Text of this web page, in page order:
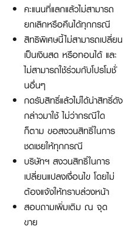
คะแนนที่แลกแล้วไม่สามารถ
ยกเลิกหรือคืนได้ทุกกรณี
สิทธิพิเศษนี้ไม่สามารถเปลี่ยน
เป็นเงินสด หรือทอนได้ และ
ไม่สามารถใช้ร่วมกับโปรโมชั่
นอื่นๆ
กดรับสิทธิ์แล้วไม่ได้นำสิทธิ์ดัง
กล่าวมาใช้ ไม่ว่ากรณีใด
ก็ตาม ขอสงวนสิทธิ์ในการ
ชดเชยให้ทุกกรณี
บริษัทฯ สงวนสิทธิ์ในการ
เปลี่ยนแปลงเงื่อนไข โดยไม่
ต้องแจ้งให้ทราบล่วงหน้า
สอบถามเพิ่มเติม ณ จุด
ขาย